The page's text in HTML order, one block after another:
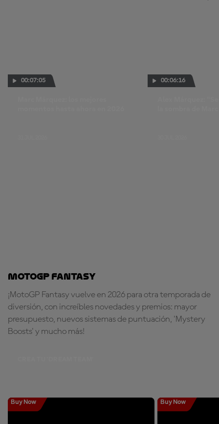
00:07:05 00:06:16
MotoGP Fantasy
¡MotoGP Fantasy vuelve en 2026 para otra temporada de
diversión, con increíbles novedades y premios: mayor
presupuesto, nuevos sistemas de puntuación, 'Mystery
Boosts' y mucho más!
Buy Now Buy Now